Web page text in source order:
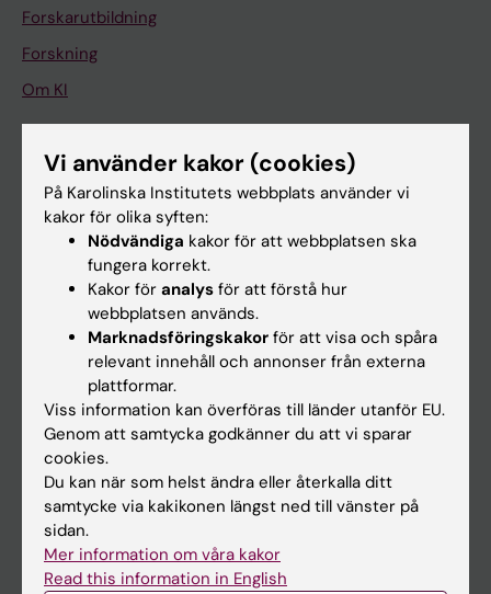
Forskarutbildning
Forskning
Om KI
På gång
Nyheter
Kalender
Student
Schema
Studentmejlen
Kurs- och programwebbar
Student på KI
Medarbetare
Vi använder kakor (cookies)
På Karolinska Institutets webbplats använder vi
kakor för olika syften:
Nödvändiga kakor för att webbplatsen ska
fungera korrekt.
Kakor för analys för att förstå hur
webbplatsen används.
Marknadsföringskakor för att visa och spåra
relevant innehåll och annonser från externa
plattformar.
Viss information kan överföras till länder utanför EU.
Genom att samtycka godkänner du att vi sparar
cookies.
Du kan när som helst ändra eller återkalla ditt
samtycke via kakikonen längst ned till vänster på
sidan.
Mer information om våra kakor
Read this information in English